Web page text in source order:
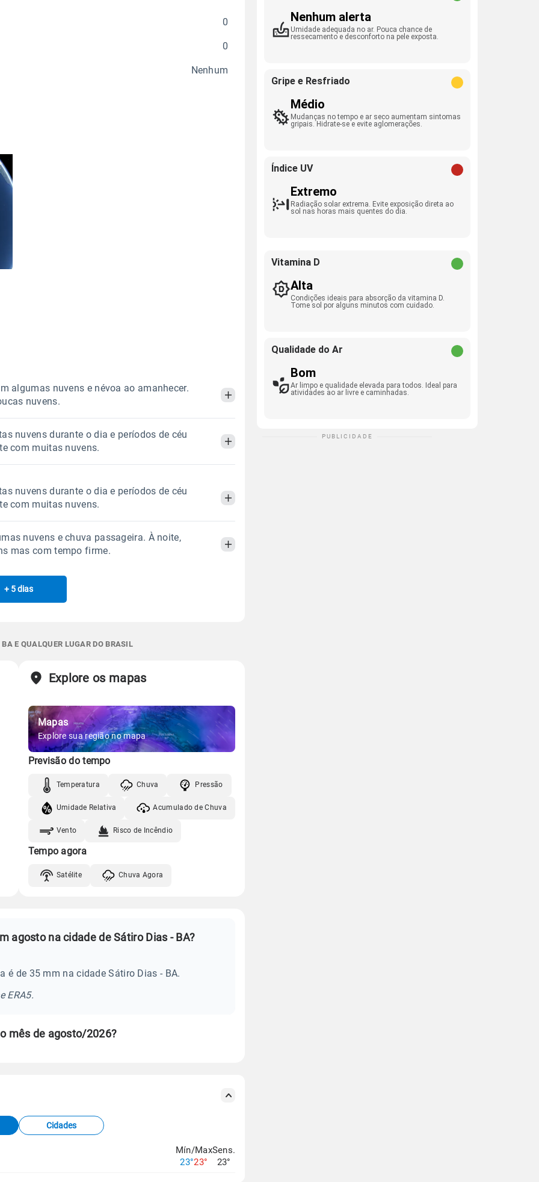
0
0
Nenhum
algumas nuvens e névoa ao amanhecer.
nuvens.
Noite
0.0mm
50%99%
05:49h às 17:30h
Minguante
nuvens durante o dia e períodos de céu
com muitas nuvens.
Tarde Noite
Chuva
0.0mm
Umidade do ar
54% 98%
05:49h às 17:30h
nuvens durante o dia e períodos de céu
com muitas nuvens.
Noite
Chuva
Vento Umidade
nuvens e chuva passageira. À noite,
mas com tempo firme.
ManhãTarde
1.0mm
77%
Sol
Lua
Gráfico
+ 5 dias
E QUALQUER LUGAR DO BRASIL
Explore os mapas
Mapas
Explore sua região no mapa
Previsão do tempo
Temperatura Chuva Pressão
Umidade Relativa Acumulado de Chuva
Vento Risco de Incêndio
Tempo agora
Satélite Chuva Agora
agosto na cidade de Sátiro Dias - BA?
é de 35 mm na cidade Sátiro Dias - BA.
ERA5.
mês de agosto/2026?
Cidades
Mín/Max
23°23°
Sens.
23°
Nenhum alerta
Umidade adequada no ar. Pouca chance de
ressecamento e desconforto na pele exposta.
Gripe e Resfriado
Médio
Mudanças no tempo e ar seco aumentam sintomas
gripais. Hidrate-se e evite aglomerações.
Índice UV
Extremo
Radiação solar extrema. Evite exposição direta ao
sol nas horas mais quentes do dia.
Vitamina D
Alta
Condições ideais para absorção da vitamina D.
Tome sol por alguns minutos com cuidado.
Qualidade do Ar
Bom
Ar limpo e qualidade elevada para todos. Ideal para
atividades ao ar livre e caminhadas.